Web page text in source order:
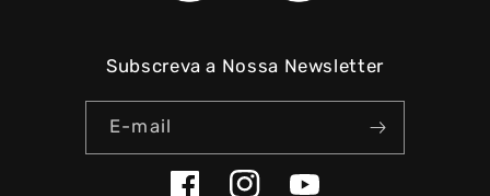
Subscreva a Nossa Newsletter
E-mail